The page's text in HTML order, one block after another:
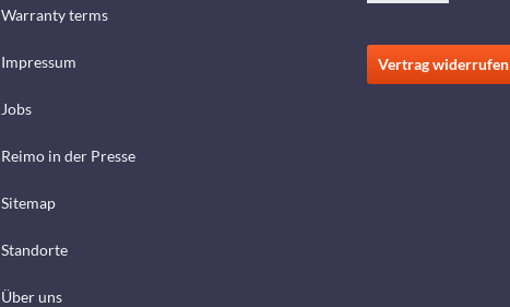
Warranty terms
Impressum
Jobs
Reimo in der Presse
Sitemap
Standorte
Über uns
Vertrag widerrufen